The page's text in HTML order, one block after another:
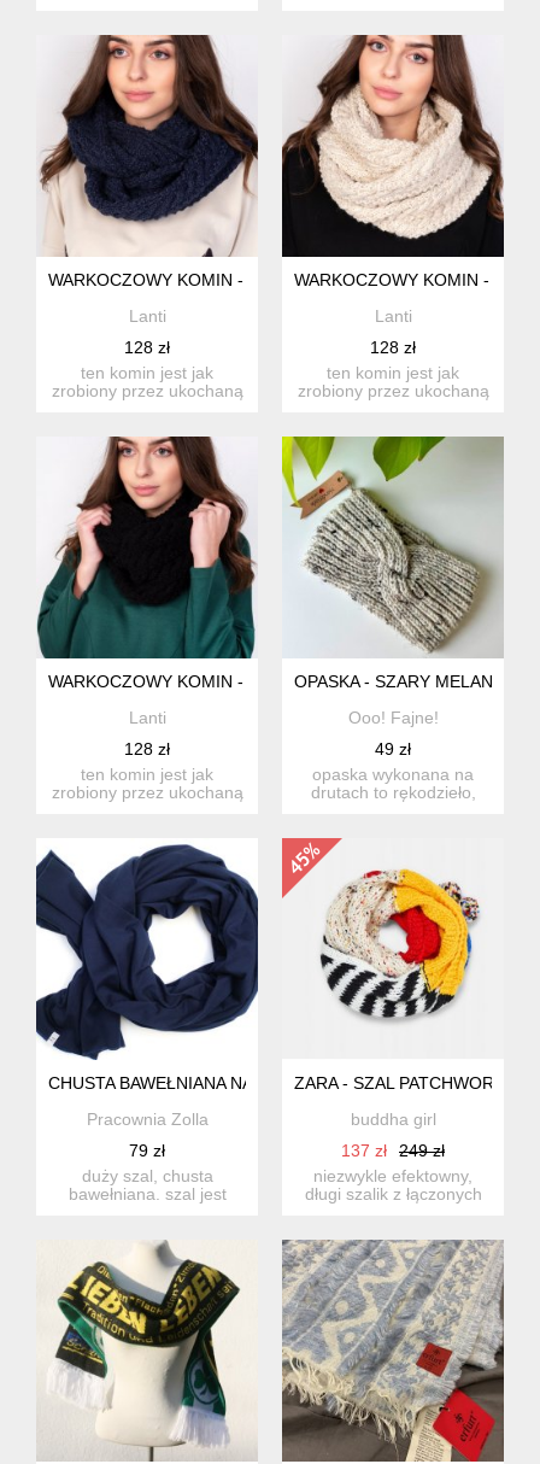
WARKOCZOWY KOMIN - SZ003 JEANS
Lanti
128 zł
ten komin jest jak
zrobiony przez ukochaną
WARKOCZOWY KOMIN -
Lanti
128 zł
ten komin jest jak
zrobiony przez ukochaną
WARKOCZOWY KOMIN - SZ003 CZARNY
Lanti
128 zł
ten komin jest jak
zrobiony przez ukochaną
OPASKA - SZARY MELANŻ
Ooo! Fajne!
49 zł
opaska wykonana na
drutach to rękodzieło,
CHUSTA BAWEŁNIANA NA WIOSNĘ JESIEŃ , SZAL DAMSKI
Pracownia Zolla
79 zł
duży szal, chusta
bawełniana. szal jest
ZARA - SZAL
buddha girl
137 zł
249 zł
niezwykle efektowny,
długi szalik z łączonych